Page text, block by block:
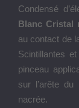
Condensé
Blanc Cristal
au contact de
Scintillantes
pinceau
sur l’arête
nacrée.